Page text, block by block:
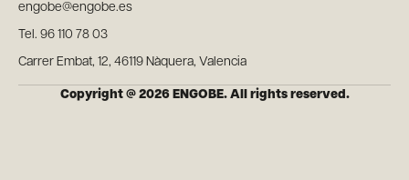
engobe@engobe.es
Tel. 96 110 78 03
Carrer Embat, 12, 46119 Nàquera, Valencia
Copyright @ 2026 ENGOBE. All rights reserved.